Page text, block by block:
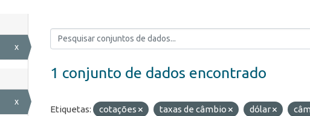
x
x
1 conjunto de dados encontrado
Etiquetas: cotações taxas de câmbio dólar